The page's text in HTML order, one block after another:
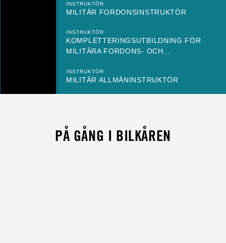
INSTRUKTÖR
MILITÄR FORDONSINSTRUKTÖR
INSTRUKTÖR
KOMPLETTERINGSUTBILDNING FÖR
MILITÄRA FORDONS- OCH...
INSTRUKTÖR
MILITÄR ALLMÄNINSTRUKTÖR
PÅ GÅNG I BILKÅREN